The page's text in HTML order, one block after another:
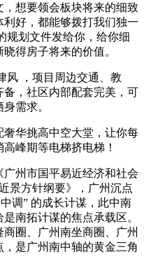
想要领会板块将来的细致
好，都能够拨打我们独一
规划文件发给你，给你细
得房子将来的价值。
，项目周边交通、教
，社区内部配套完美，可
需求。
华挑高中空大堂，让你每
峰期等电梯挤电梯！
州市国平易近经济和社会
景方针纲要》，广州沉点
调” 的成长计谋，此中南
南拓计谋的焦点承载区。
圈、广州南坐商圈、广州
是广州南中轴的黄金三角